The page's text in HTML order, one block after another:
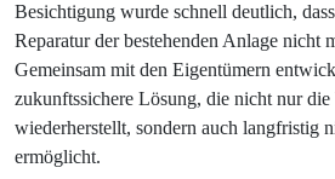
Besichtigung wurde schnell deutlich,
Reparatur der bestehenden Anlage nicht
Gemeinsam mit den Eigentümern
zukunftssichere Lösung, die nicht nur
wiederherstellt, sondern auch langfristig
ermöglicht.